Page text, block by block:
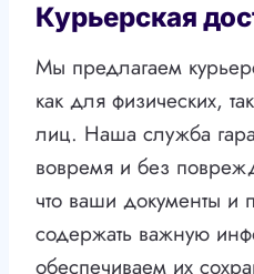
Курьерская
Мы предлагаем
как для физических,
лиц. Наша служба
вовремя и без
что ваши документы и
содержать важную
обеспечиваем их